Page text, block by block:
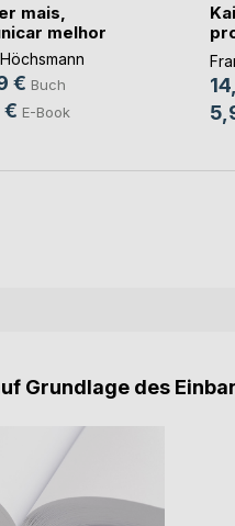
mais,
melhor
€ Buch
€ E-Book
Grundlage des